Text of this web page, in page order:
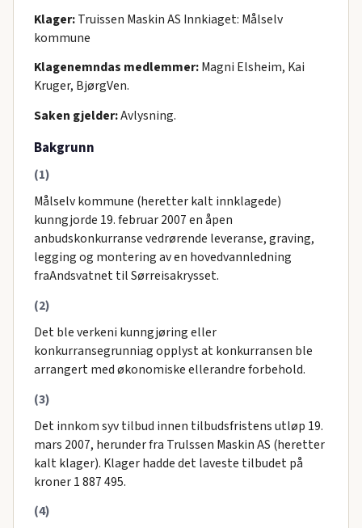
Klager:Truissen Maskin AS Innkiaget: Målselv
kommune
Klagenemndas medlemmer:Magni Elsheim, Kai
Kruger, BjørgVen.
Saken gjelder:Avlysning.
Bakgrunn
(1)
Målselv kommune (heretter kalt innklagede)
kunngjorde 19. februar 2007 en åpen
anbudskonkurranse vedrørende leveranse, graving,
legging og montering av en hovedvannledning
fraAndsvatnet til Sørreisakrysset.
(2)
Det ble verkeni kunngjøring eller
konkurransegrunniag opplyst at konkurransen ble
arrangert med økonomiske ellerandre forbehold.
(3)
Det innkom syv tilbud innen tilbudsfristens utløp 19.
mars 2007, herunder fra Trulssen Maskin AS (heretter
kalt klager). Klager hadde det laveste tilbudet på
kroner 1 887 495.
(4)